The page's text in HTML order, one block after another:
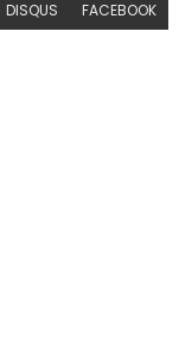
DISQUS FACEBOOK